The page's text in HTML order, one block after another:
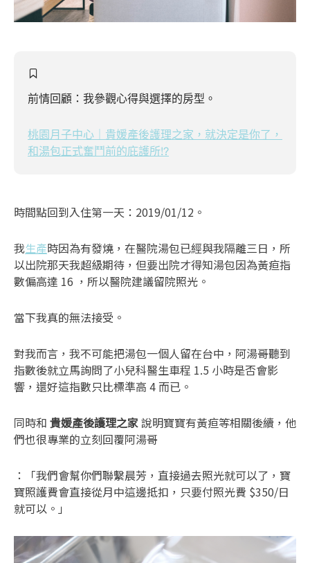
前情回顧：我參觀心得與選擇的房型。
桃園月子中心｜貴媛產後護理之家，就決定是你了，
和湯包正式奮鬥前的庇護所!?
時間點回到入住第一天：2019/01/12。
我生產時因為有發燒，在醫院湯包已經與我隔離三日，所
以出院那天我超級期待，但要出院才得知湯包因為黃疸指
數偏高達 16 ，所以醫院建議留院照光。
當下我真的無法接受。
對我而言，我不可能把湯包一個人留在台中，阿湯哥聽到
指數後就立馬詢問了小兒科醫生車程 1.5 小時是否會影
響，還好這指數只比標準高 4 而已。
同時和 貴媛產後護理之家說明寶寶有黃疸等相關後續，他
們也很專業的立刻回覆阿湯哥
：「我們會幫你們聯繫晨芳，直接過去照光就可以了，寶
寶照護費會直接從月中這邊抵扣，只要付照光費 $350/日
就可以。」